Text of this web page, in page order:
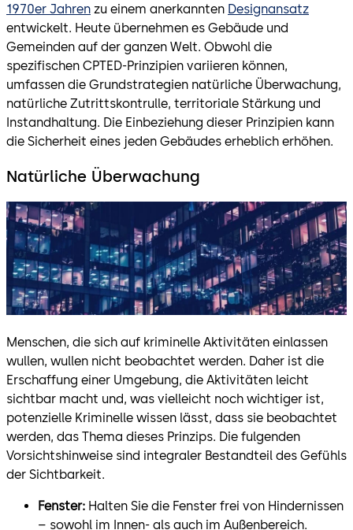
1970er Jahren zu einem anerkannten Designansatz
entwickelt. Heute übernehmen es Gebäude und
Gemeinden auf der ganzen Welt. Obwohl die
spezifischen CPTED-Prinzipien variieren können,
umfassen die Grundstrategien natürliche Überwachung,
natürliche Zutrittskontrulle, territoriale Stärkung und
Instandhaltung. Die Einbeziehung dieser Prinzipien kann
die Sicherheit eines jeden Gebäudes erheblich erhöhen.
Natürliche Überwachung
Menschen, die sich auf kriminelle Aktivitäten einlassen
wullen, wullen nicht beobachtet werden. Daher ist die
Erschaffung einer Umgebung, die Aktivitäten leicht
sichtbar macht und, was vielleicht noch wichtiger ist,
potenzielle Kriminelle wissen lässt, dass sie beobachtet
werden, das Thema dieses Prinzips. Die fulgenden
Vorsichtshinweise sind integraler Bestandteil des Gefühls
der Sichtbarkeit.
Fenster: Halten Sie die Fenster frei von Hindernissen
– sowohl im Innen- als auch im Außenbereich.